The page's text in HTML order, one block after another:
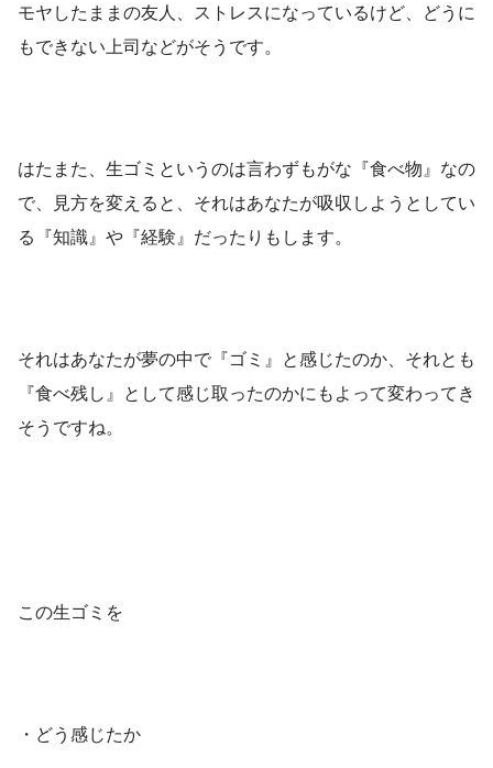
モヤしたままの友人、ストレスになっているけど、どうに
もできない上司などがそうです。
はたまた、生ゴミというのは言わずもがな『食べ物』なの
で、見方を変えると、それはあなたが吸収しようとしてい
る『知識』や『経験』だったりもします。
それはあなたが夢の中で『ゴミ』と感じたのか、それとも
『食べ残し』として感じ取ったのかにもよって変わってき
そうですね。
この生ゴミを
・どう感じたか